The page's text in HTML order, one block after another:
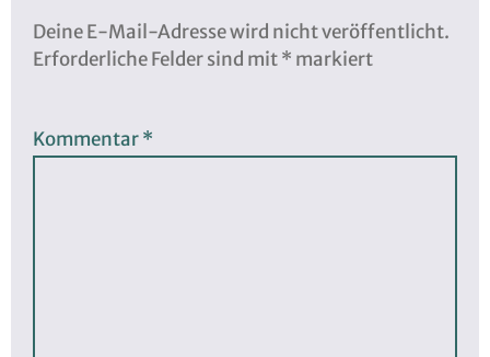
Deine E-Mail-Adresse wird nicht veröffentlicht.
Erforderliche Felder sind mit* markiert
Kommentar*